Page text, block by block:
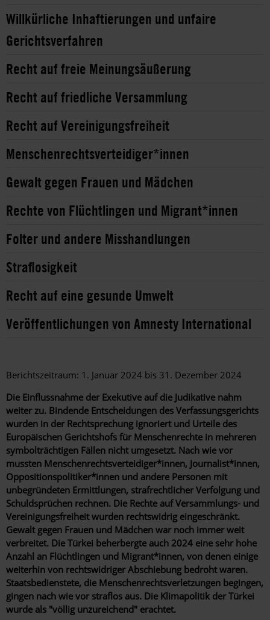
Willkürliche Inhaftierungen und unfaire
Gerichtsverfahren
Recht auf freie Meinungsäußerung
Recht auf friedliche Versammlung
Recht auf Vereinigungsfreiheit
Menschenrechtsverteidiger*innen
Gewalt gegen Frauen und Mädchen
Rechte von Flüchtlingen und Migrant*innen
Folter und andere Misshandlungen
Straflosigkeit
Recht auf eine gesunde Umwelt
Veröffentlichungen von Amnesty International
Berichtszeitraum: 1. Januar 2024 bis 31. Dezember 2024
Die Einflussnahme der Exekutive auf die Judikative nahm
weiter zu. Bindende Entscheidungen des Verfassungsgerichts
wurden in der Rechtsprechung ignoriert und Urteile des
Europäischen Gerichtshofs für Menschenrechte in mehreren
symbolträchtigen Fällen nicht umgesetzt. Nach wie vor
mussten Menschenrechtsverteidiger*innen, Journalist*innen,
Oppositionspolitiker*innen und andere Personen mit
unbegründeten Ermittlungen, strafrechtlicher Verfolgung und
Schuldsprüchen rechnen. Die Rechte auf Versammlungs- und
Vereinigungsfreiheit wurden rechtswidrig eingeschränkt.
Gewalt gegen Frauen und Mädchen war noch immer weit
verbreitet. Die Türkei beherbergte auch 2024 eine sehr hohe
Anzahl an Flüchtlingen und Migrant*innen, von denen einige
weiterhin von rechtswidriger Abschiebung bedroht waren.
Staatsbedienstete, die Menschenrechtsverletzungen begingen,
gingen nach wie vor straflos aus. Die Klimapolitik der Türkei
wurde als "völlig unzureichend" erachtet.